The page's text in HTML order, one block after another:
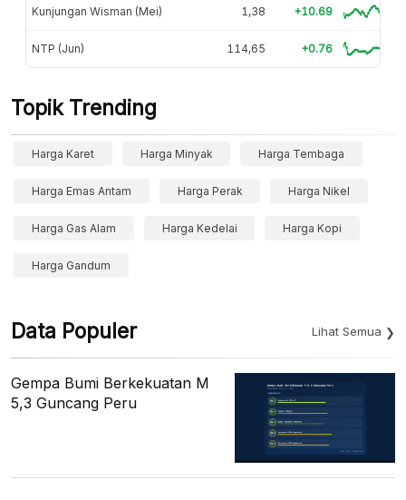
Kunjungan Wisman (Mei) 1,38 +10.69
NTP (Jun) 114,65 +0.76
Topik Trending
Harga Karet Harga Minyak Harga Tembaga
Harga Emas Antam Harga Perak Harga Nikel
Harga Gas Alam Harga Kedelai Harga Kopi
Harga Gandum
Data Populer Lihat Semua
Gempa Bumi Berkekuatan M
5,3 Guncang Peru